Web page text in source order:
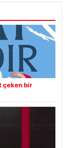
çeken bir